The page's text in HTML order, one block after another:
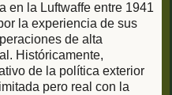
en la Luftwaffe entre 1941
la experiencia de sus
de alta
Históricamente,
de la política exterior
pero real con la